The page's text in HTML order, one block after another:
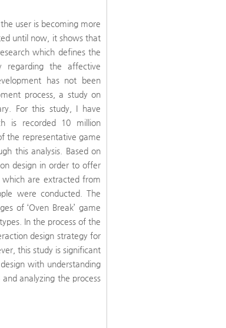
user is becoming more
until now, it shows that
which defines the
the affective
has not been
process, a study on
For this study, I have
is recorded 10 million
the representative game
this analysis. Based on
design in order to offer
are extracted from
were conducted. The
of ‘Oven Break’ game
In the process of the
design strategy for
this study is significant
with understanding
analyzing the process